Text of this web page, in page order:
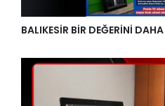
BALIKESİR BİR DEĞERİNİ